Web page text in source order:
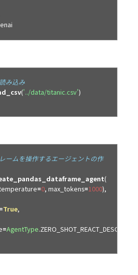
=
'OPENAI_API_KEY']
み込み
('../data/titanic.csv')
ームを操作するエージェントの作
(
=0, max_tokens=1000),
=True,
=AgentType.